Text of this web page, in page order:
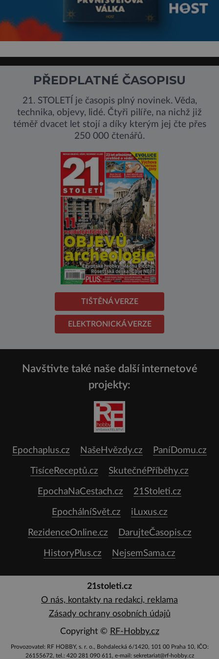
PŘEDPLATNÉ ČASOPISU
21. STOLETÍ je časopis plný novinek. Věda,
technika, objevy, lidé. Čtyři pilíře, na nichž již
téměř dvacet let stojí a díky kterým jej čte přes
250 000 čtenářů.
TIŠTĚNÁ VERZE
ELEKTRONICKÁ VERZE
Navštivte také naše další internetové
projekty:
Epochaplus.cz NašeHvězdy.cz PaníDomu.cz
TisíceReceptů.cz SkutečnéPříběhy.cz
EpochaNaCestach.cz 21Stoleti.cz
EpochálníSvět.cz iLuxus.cz
RezidenceOnline.cz DarujteČasopis.cz
HistoryPlus.cz NejsemSama.cz
21stoleti.cz
O nás, kontakty na redakci, reklama
Zásady ochrany osobních údajů
Copyright © RF-Hobby.cz
Provozovatel: RF HOBBY, s. r. o., Bohdalecká 6/1420, 101 00 Praha 10, IČO:
26155672, tel.: 420 281 090 611, e-mail: sekretariat@rf-hobby.cz